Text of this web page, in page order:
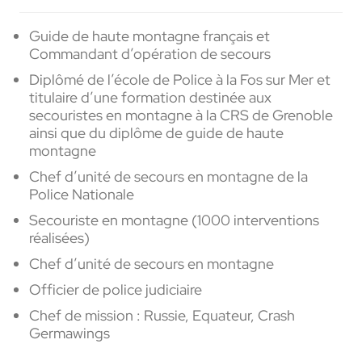
Guide de haute montagne français et
Commandant d’opération de secours
Diplômé de l’école de Police à la Fos sur Mer et
titulaire d’une formation destinée aux
secouristes en montagne à la CRS de Grenoble
ainsi que du diplôme de guide de haute
montagne
Chef d’unité de secours en montagne de la
Police Nationale
Secouristeen montagne (1000 interventions
réalisées)
Chef d’unité de secoursen montagne
Officier de police judiciaire
Chef de mission : Russie, Equateur, Crash
Germawings